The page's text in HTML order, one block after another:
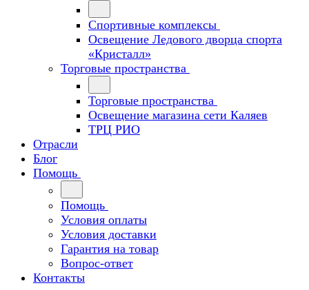
Спортивные комплексы
Освещение Ледового дворца спорта
«Кристалл»
Торговые пространства
Торговые пространства
Освещение магазина сети Каляев
ТРЦ РИО
Отрасли
Блог
Помощь
Помощь
Условия оплаты
Условия доставки
Гарантия на товар
Вопрос-ответ
Контакты